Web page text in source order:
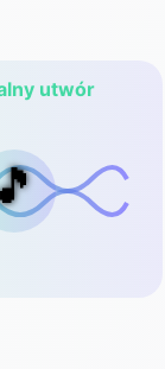
utwór